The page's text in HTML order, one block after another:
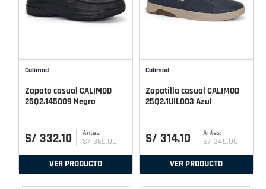
Calimod
Zapato casual CALIMOD
25Q2.145009 Negro
S/ 332.10 S/ 369.00
VER PRODUCTO
Calimod
Zapatilla casual CALIMOD
25Q2.1UIL003 Azul
S/ 314.10 S/ 349.00
VER PRODUCTO